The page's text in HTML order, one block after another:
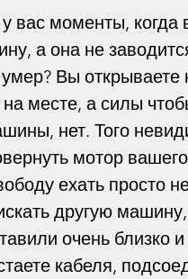
Стойкость
а она не
Вы открываете
месте, а силы
нет. Того
мотор
ехать просто
другую
очень близко
кабеля,